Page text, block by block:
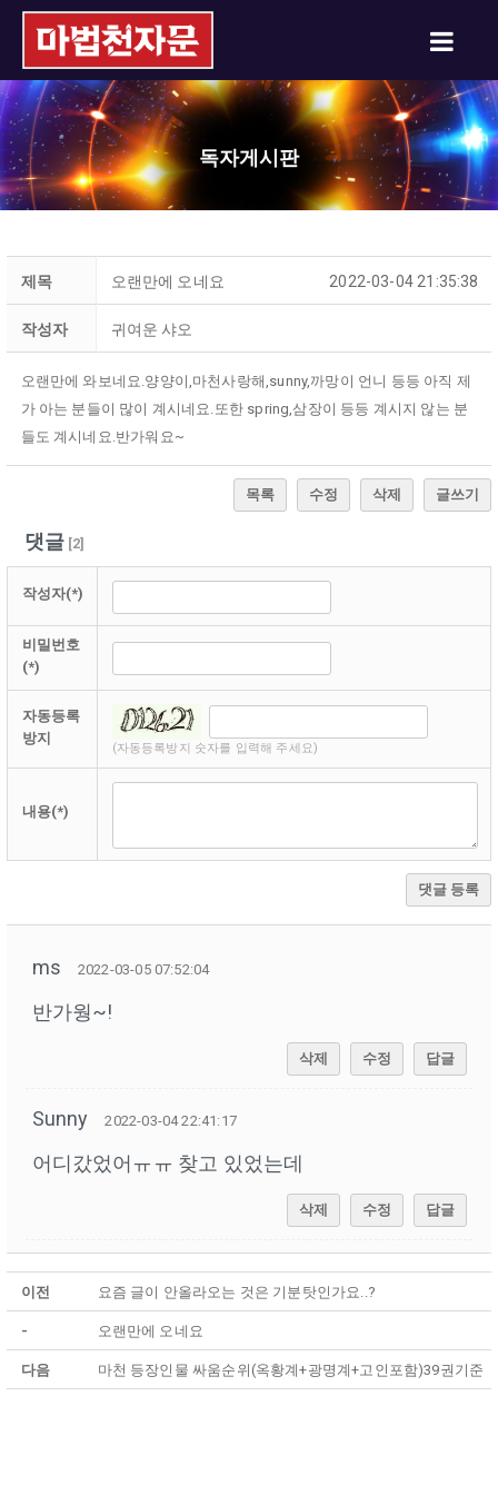
독자게시판
제목 오랜만에 오네요 2022-03-04 21:35:38
작성자 귀여운 샤오
오랜만에 와보네요.양양이,마천사랑해,sunny,까망이 언니 등등 아직 제
가 아는 분들이 많이 계시네요.또한 spring,삼장이 등등 계시지 않는 분
들도 계시네요.반가워요~
목록 수정 삭제 글쓰기
댓글[2]
작성자(*)
비밀번호
(*)
자동등록
방지
(자동등록방지 숫자를 입력해 주세요)
내용(*)
댓글 등록
ms 2022-03-05 07:52:04
반가웡~!
삭제 수정 답글
Sunny 2022-03-04 22:41:17
어디갔었어ㅠㅠ 찾고 있었는데
삭제 수정 답글
이전 요즘 글이 안올라오는 것은 기분탓인가요..?
- 오랜만에 오네요
다음 마천 등장인물 싸움순위(옥황계+광명계+고인포함)39권기준